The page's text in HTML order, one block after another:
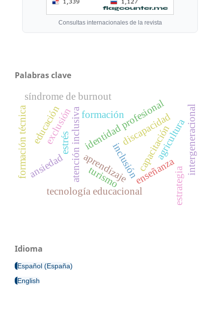
Consultas internacionales de la revista
Palabras clave
formación
atención inclusivaidentidad profesional
enseñanza
aprendizaje
inclusión
exclusión discapacidad
capacitación
tecnología educacional
estrés
ansiedad
síndrome de burnout
agricultura
formación técnica turismo
educación
estrategia
intergeneracional
Idioma
Español (España)
English